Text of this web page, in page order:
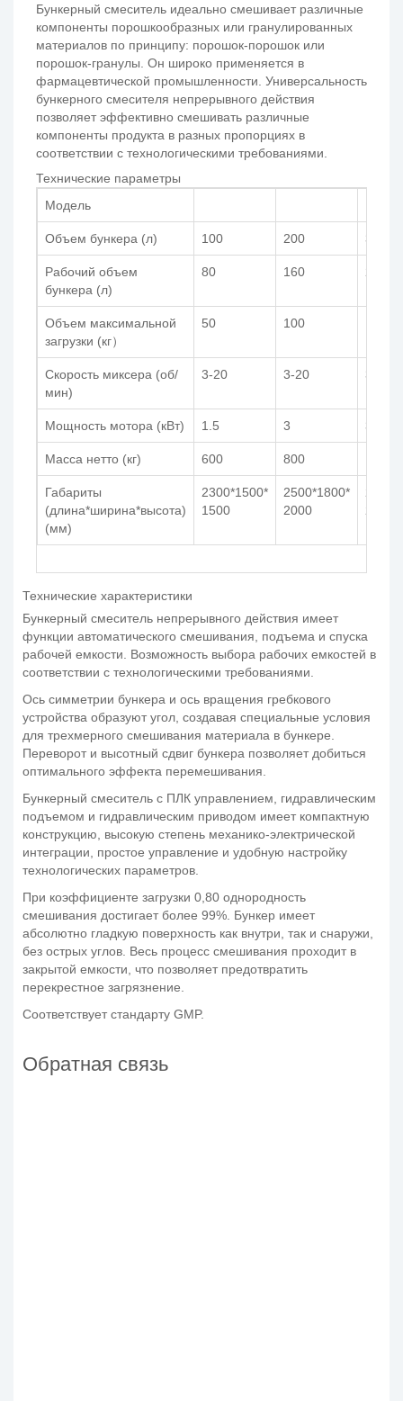
Бункерный смеситель идеально смешивает различные
компоненты порошкообразных или гранулированных
материалов по принципу: порошок-порошок или
порошок-гранулы. Он широко применяется в
фармацевтической промышленности. Универсальность
бункерного смесителя непрерывного действия
позволяет эффективно смешивать различные
компоненты продукта в разных пропорциях в
соответствии с технологическими требованиями.
Технические параметры
Модель
Объем бункера (л) 100 200 300
Рабочий объем
бункера (л)
80 160
Объем максимальной
загрузки (кг）
50 100
Скорость миксера (об/
мин)
3-20 3-20 3-20
Мощность мотора (кВт) 1.5 3 3
Масса нетто (кг) 600 800
Габариты
(длина*ширина*высота)
(мм)
2300*1500*
1500
2500*1800*
2000
Технические характеристики
Бункерный смеситель непрерывного действия имеет
функции автоматического смешивания, подъема и спуска
рабочей емкости. Возможность выбора рабочих емкостей в
соответствии с технологическими требованиями.
Ось симметрии бункера и ось вращения гребкового
устройства образуют угол, создавая специальные условия
для трехмерного смешивания материала в бункере.
Переворот и высотный сдвиг бункера позволяет добиться
оптимального эффекта перемешивания.
Бункерный смеситель с ПЛК управлением, гидравлическим
подъемом и гидравлическим приводом имеет компактную
конструкцию, высокую степень механико-электрической
интеграции, простое управление и удобную настройку
технологических параметров.
При коэффициенте загрузки 0,80 однородность
смешивания достигает более 99%. Бункер имеет
абсолютно гладкую поверхность как внутри, так и снаружи,
без острых углов. Весь процесс смешивания проходит в
закрытой емкости, что позволяет предотвратить
перекрестное загрязнение.
Соответствует стандарту GMP.
Обратная связь